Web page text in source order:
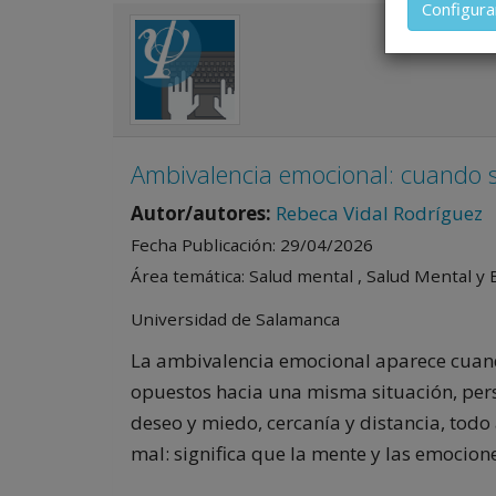
ejercicio
título
Ambivalencia emocional: cuando
Autor/autores: Rebeca Vidal Rodríguez
Fecha Publicación: 29/04/2026
Área temática: Salud mental , Salud Mental y
Universidad de Salamanca
La ambivalencia emocional aparece
opuestos hacia una misma situación,
deseo y miedo, cercanía y distancia,
mal: significa que la mente y las